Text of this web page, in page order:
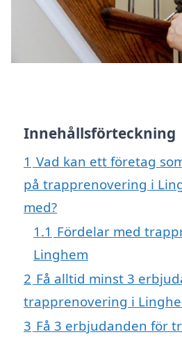
Innehållsförteckning
1 Vad kan ett företag
på trapprenovering i
med?
1.1 Fördelar med
Linghem
2 Få alltid minst 3
trapprenovering i
3 Få 3 erbjudanden för